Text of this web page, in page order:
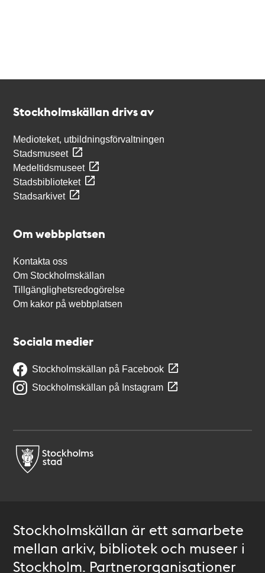
Stockholmskällan drivs av
Medioteket, utbildningsförvaltningen
Stadsmuseet
Medeltidsmuseet
Stadsbiblioteket
Stadsarkivet
Om webbplatsen
Kontakta oss
Om Stockholmskällan
Tillgänglighetsredogörelse
Om kakor på webbplatsen
Sociala medier
Stockholmskällan på Facebook
Stockholmskällan på Instagram
Stockholmskällan är ett samarbete
mellan arkiv, bibliotek och museer i
Stockholm. Partnerorganisationer